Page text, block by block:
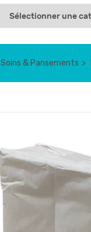
Soins & Pansements